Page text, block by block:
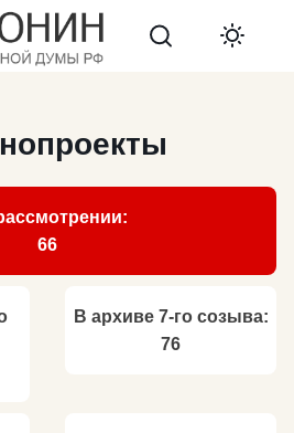
Search
66
В архиве 7-го созыва:
76